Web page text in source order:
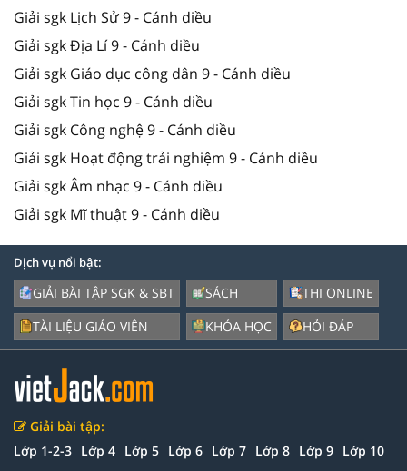
Giải sgk Lịch Sử 9 - Cánh diều
Giải sgk Địa Lí 9 - Cánh diều
Giải sgk Giáo dục công dân 9 - Cánh diều
Giải sgk Tin học 9 - Cánh diều
Giải sgk Công nghệ 9 - Cánh diều
Giải sgk Hoạt động trải nghiệm 9 - Cánh diều
Giải sgk Âm nhạc 9 - Cánh diều
Giải sgk Mĩ thuật 9 - Cánh diều
Dịch vụ nổi bật:
GIẢI BÀI TẬP SGK & SBT
TÀI LIỆU GIÁO VIÊN
SÁCH
KHÓA HỌC
THI ONLINE
HỎI ĐÁP
Giải bài tập:
Lớp 1-2-3 Lớp 4 Lớp 5 Lớp 6 Lớp 7 Lớp 8 Lớp 9 Lớp 10